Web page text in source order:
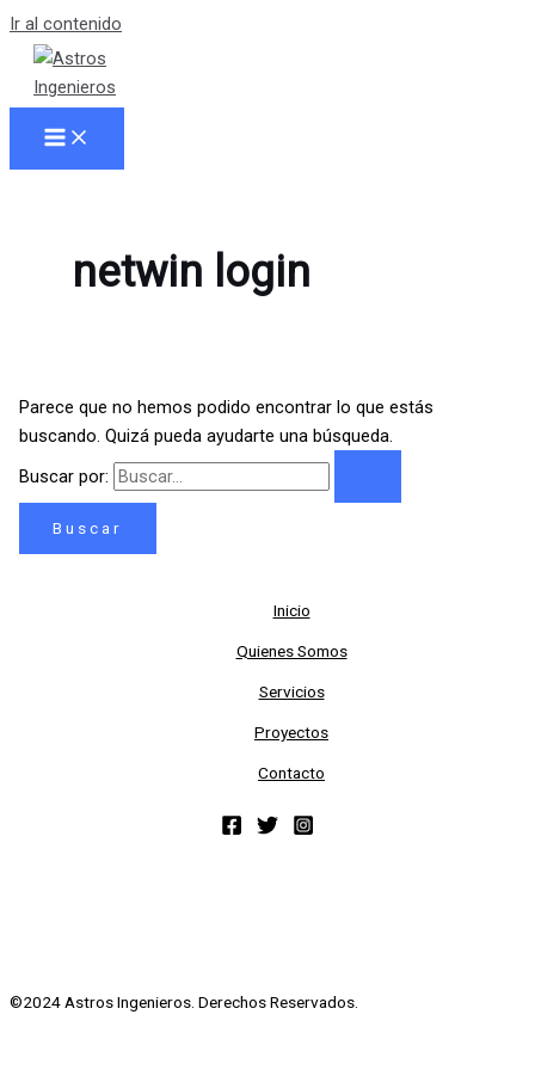
Ir al contenido
netwin login
Parece que no hemos podido encontrar lo que estás
buscando. Quizá pueda ayudarte una búsqueda.
Buscar por:
Inicio
Quienes Somos
Servicios
Proyectos
Contacto
©2024 Astros Ingenieros. Derechos Reservados.